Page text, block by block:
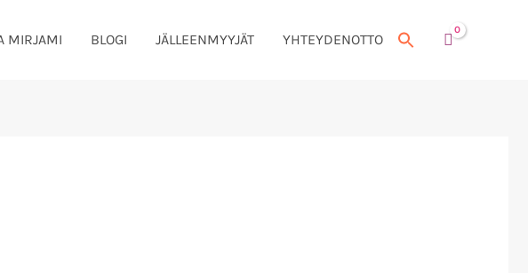
MIRJAMI BLOGI JÄLLEENMYYJÄT YHTEYDENOTTO